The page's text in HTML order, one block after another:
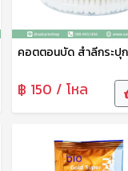
฿ 150 / โหล